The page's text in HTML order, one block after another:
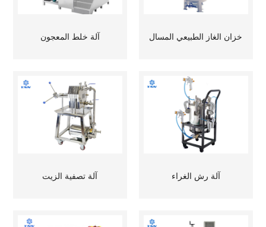
آلة خلط المعجون خزان الغاز الطبيعي المسال
آلة تصفية الزيت آلة رش الغراء